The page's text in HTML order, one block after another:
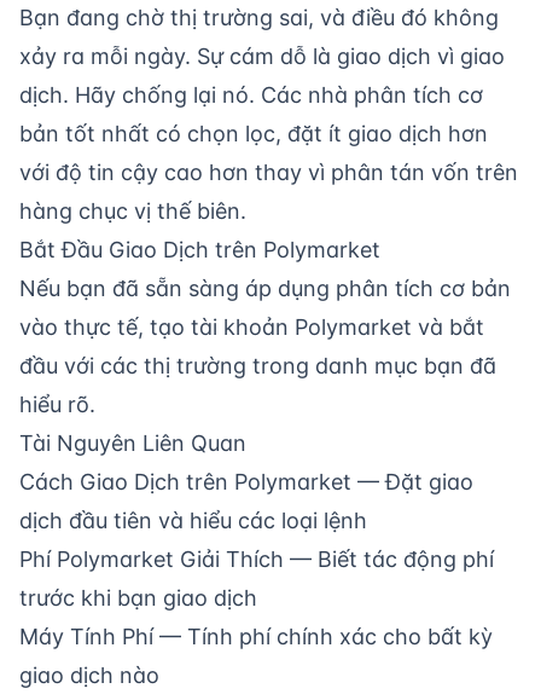
Bạn đang chờ thị trường sai, và điều đó không
xảy ra mỗi ngày. Sự cám dỗ là giao dịch vì giao
dịch. Hãy chống lại nó. Các nhà phân tích cơ
bản tốt nhất có chọn lọc, đặt ít giao dịch hơn
với độ tin cậy cao hơn thay vì phân tán vốn trên
hàng chục vị thế biên.
Bắt Đầu Giao Dịch trên Polymarket
Nếu bạn đã sẵn sàng áp dụng phân tích cơ bản
vào thực tế, tạo tài khoản Polymarket và bắt
đầu với các thị trường trong danh mục bạn đã
hiểu rõ.
Tài Nguyên Liên Quan
Cách Giao Dịch trên Polymarket — Đặt giao
dịch đầu tiên và hiểu các loại lệnh
Phí Polymarket Giải Thích — Biết tác động phí
trước khi bạn giao dịch
Máy Tính Phí— Tính phí chính xác cho bất kỳ
giao dịch nào